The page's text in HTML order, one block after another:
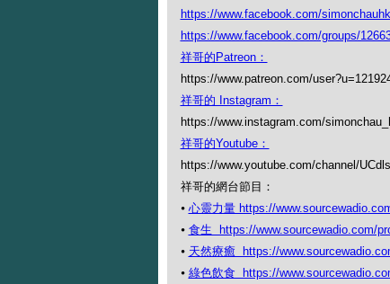
https://www.facebook.com/simonchauhk
https://www.facebook.com/groups/
祥哥的Patreon：
https://www.patreon.com/
祥哥的 Instagram：
https://www.instagram.com/
祥哥的Youtube：
https://www.youtube.com/channel/
祥哥的網台節目：
⦁ 心靈力量 https://
⦁ 食生 https://www.sourcewadio.com/
⦁ 天然療癒 https://
⦁ 綠色飲食 https://